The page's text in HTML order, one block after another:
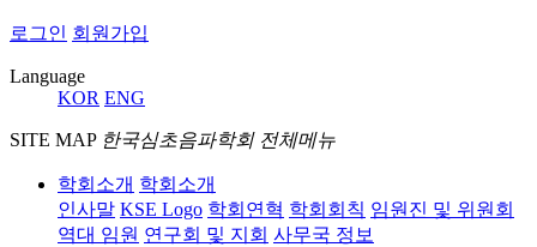
로그인 회원가입
Language
KOR ENG
SITE MAP 한국심초음파학회 전체메뉴
학회소개 학회소개
인사말 KSE Logo 학회연혁 학회회칙 임원진 및 위원회
역대 임원 연구회 및 지회 사무국 정보